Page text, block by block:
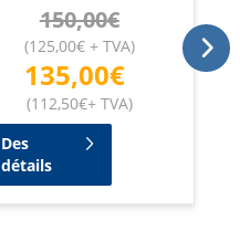
150,00€
(125,00€+ TVA)
135,00€
(112,50€+ TVA)
Des
détails